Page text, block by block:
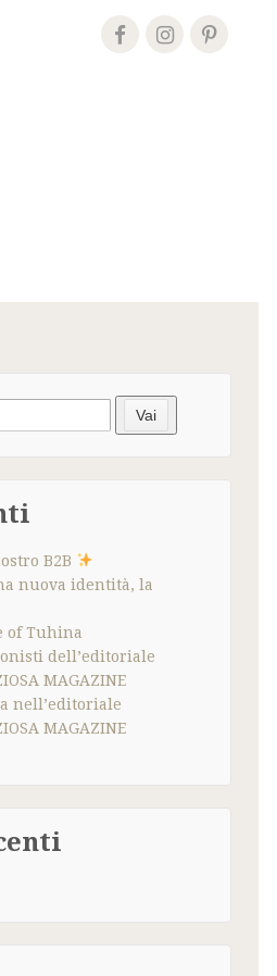
Vai
B2B
nuova identità, la
of Tuhina
dell’editoriale
MAGAZINE
nell’editoriale
MAGAZINE